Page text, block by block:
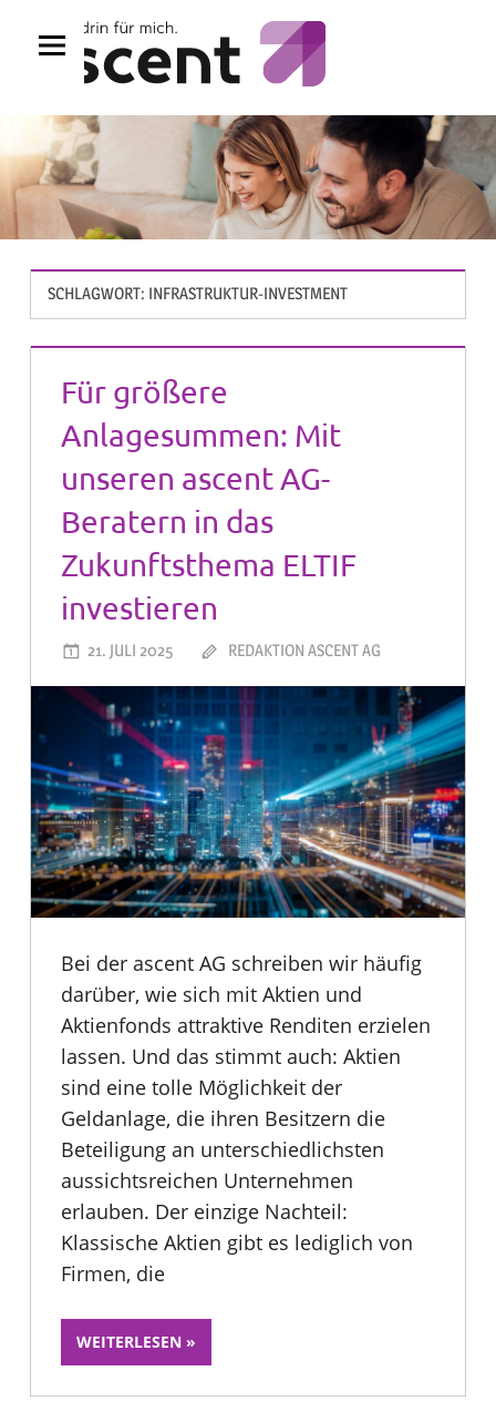
Inhalt
SCHLAGWORT: INFRASTRUKTUR-INVESTMENT
Für größere
Anlagesummen: Mit
unseren ascent AG-
Beratern in das
Zukunftsthema ELTIF
investieren
21. JULI 2025 REDAKTION ASCENT AG
Bei der ascent AG schreiben wir häufig
darüber, wie sich mit Aktien und
Aktienfonds attraktive Renditen erzielen
lassen. Und das stimmt auch: Aktien
sind eine tolle Möglichkeit der
Geldanlage, die ihren Besitzern die
Beteiligung an unterschiedlichsten
aussichtsreichen Unternehmen
erlauben. Der einzige Nachteil:
Klassische Aktien gibt es lediglich von
Firmen, die
WEITERLESEN